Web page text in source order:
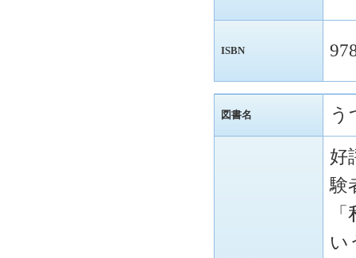
ISBN
図書名 う
好
験
い